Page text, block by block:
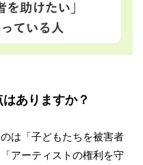
ありますか？
は「子どもたちを被害者
アーティストの権利を守